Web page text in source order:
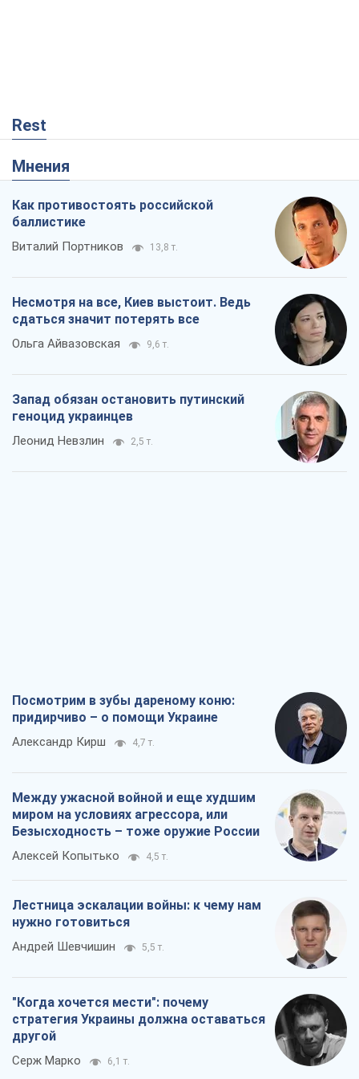
Rest
Мнения
Как противостоять российской
баллистике
Виталий Портников 13,8 т.
Несмотря на все, Киев выстоит. Ведь
сдаться значит потерять все
Ольга Айвазовская 9,6 т.
Запад обязан остановить путинский
геноцид украинцев
Леонид Невзлин 2,5 т.
Посмотрим в зубы дареному коню:
придирчиво – о помощи Украине
Александр Кирш 4,7 т.
Между ужасной войной и еще худшим
миром на условиях агрессора, или
Безысходность – тоже оружие России
Алексей Копытько 4,5 т.
Лестница эскалации войны: к чему нам
нужно готовиться
Андрей Шевчишин 5,5 т.
"Когда хочется мести": почему
стратегия Украины должна оставаться
другой
Серж Марко 6,1 т.